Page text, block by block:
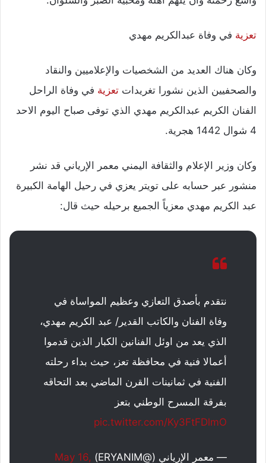
تعزية في وفاة عبدالكريم مهدي
وكان هناك العديد من الشخصيات والإعلاميين والنقاد
والصحفيين الذين نشورا تغريدات تعزية في وفاة الراحل
الفنان الكريم عبدالكريم مهدي الذي توفى صباح اليوم الاحد
4 شوال 1442 هجرية.
وكان وزير الإعلام والثقافة اليمني معمر الإرياني قد نشر
منشور عبر حسابه على تويتر يعزي في رحيل الهامة الكبيرة
عبد الكريم مهدي معزياً الجميع برحيله حيث قال:
نتقدم بأصدق التعازي وعظيم المواساة في
وفاة الفنان والكاتب القدير/ عبد الكريم مهدي،
الذي يعد من اوئل الفنانين الكبار الذين قدموا
أعمالا فنية في محافظة تعز، حيث بداء رحلته
الفنية في ثمانينات القرن الماضي بعد التحاقه
بفرقة المسرح الوطني بتعز
pic.twitter.com/Ky3FtFDlmO
— معمر الإرياني (@ERYANIM)
May 16,